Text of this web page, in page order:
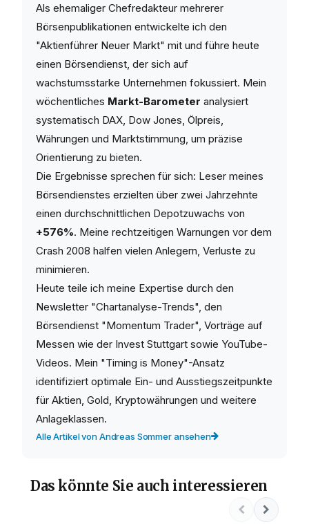
Als ehemaliger Chefredakteur mehrerer
Börsenpublikationen entwickelte ich den
"Aktienführer Neuer Markt" mit und führe heute
einen Börsendienst, der sich auf
wachstumsstarke Unternehmen fokussiert. Mein
wöchentliches Markt-Barometer analysiert
systematisch DAX, Dow Jones, Ölpreis,
Währungen und Marktstimmung, um präzise
Orientierung zu bieten.
Die Ergebnisse sprechen für sich: Leser meines
Börsendienstes erzielten über zwei Jahrzehnte
einen durchschnittlichen Depotzuwachs von
+576%. Meine rechtzeitigen Warnungen vor dem
Crash 2008 halfen vielen Anlegern, Verluste zu
minimieren.
Heute teile ich meine Expertise durch den
Newsletter "Chartanalyse-Trends", den
Börsendienst "Momentum Trader", Vorträge auf
Messen wie der Invest Stuttgart sowie YouTube-
Videos. Mein "Timing is Money"-Ansatz
identifiziert optimale Ein- und Ausstiegszeitpunkte
für Aktien, Gold, Kryptowährungen und weitere
Anlageklassen.
Alle Artikel von Andreas Sommer ansehen
Das könnte Sie auch interessieren